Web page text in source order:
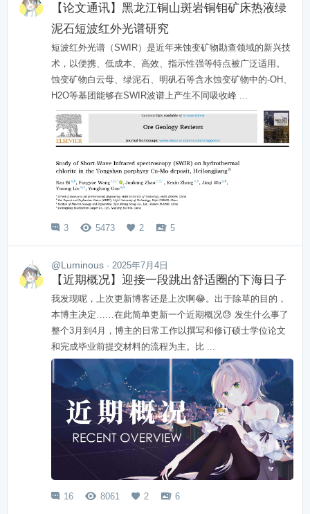
【论文通讯】黑龙江铜山斑岩铜钼矿床热液绿
泥石短波红外光谱研究
短波红外光谱（SWIR）是近年来蚀变矿物勘查领域的新兴技
术，以便携、低成本、高效、指示性强等特点被广泛适用。
蚀变矿物白云母、绿泥石、明矾石等含水蚀变矿物中的-OH、
H2O等基团能够在SWIR波谱上产生不同吸收峰 ...
 3  5473  2  5
@Luminous · 2025年7月4日
【近期概况】迎接一段跳出舒适圈的下海日子
我发现呢，上次更新博客还是上次啊😂。出于除草的目的，
本博主决定……在此简单更新一个近期概况😓 发生什么事了
整个3月到4月，博主的日常工作以撰写和修订硕士学位论文
和完成毕业前提交材料的流程为主。比 ...
 16  8061  2  6